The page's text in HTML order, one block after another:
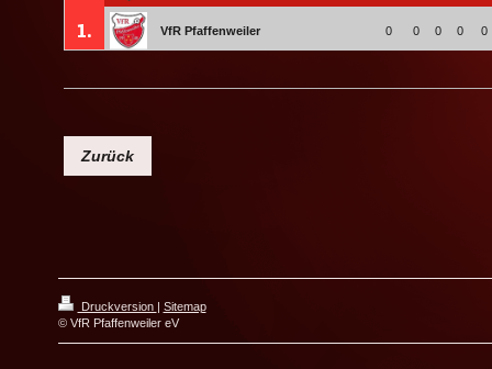
Zurück
Druckversion | Sitemap
© VfR Pfaffenweiler eV